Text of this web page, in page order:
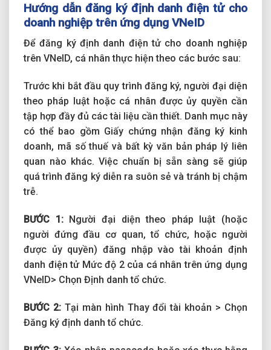
Hướng dẫn đăng ký định danh điện tử cho
doanh nghiệp trên ứng dụng VNeID
Để đăng ký định danh điện tử cho doanh nghiệp
trên VNeID, cá nhân thực hiện theo các bước sau:
Trước khi bắt đầu quy trình đăng ký, người đại diện
theo pháp luật hoặc cá nhân được ủy quyền cần
tập hợp đầy đủ các tài liệu cần thiết. Danh mục này
có thể bao gồm Giấy chứng nhận đăng ký kinh
doanh, mã số thuế và bất kỳ văn bản pháp lý liên
quan nào khác. Việc chuẩn bị sẵn sàng sẽ giúp
quá trình đăng ký diễn ra suôn sẻ và tránh bị chậm
trễ.
BƯỚC 1:Người đại diện theo pháp luật (hoặc
người đứng đầu cơ quan, tổ chức, hoặc người
được ủy quyền) đăng nhập vào tài khoản định
danh điện tử Mức độ 2 của cá nhân trên ứng dụng
VNeID> Chọn Định danh tổ chức.
BƯỚC 2:Tại màn hình Thay đổi tài khoản > Chọn
Đăng ký định danh tổ chức.